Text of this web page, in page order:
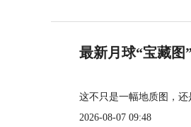
最新月球“宝藏图
这不只是一幅地质图，还
2026-08-07 09:48